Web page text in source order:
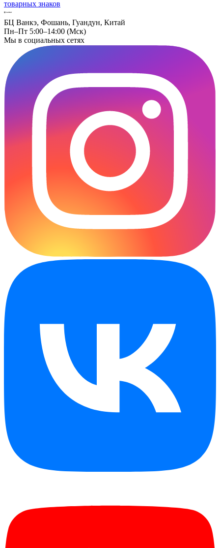
товарных знаков
БЦ Ванкэ, Фошань, Гуандун, Китай
Пн–Пт 5:00–14:00 (Мск)
Мы в социальных сетях